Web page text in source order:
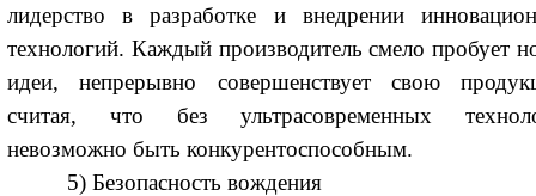
лидерство в разработке и внедрении
технологий. Каждый производитель смело пробует
идеи, непрерывно совершенствует свою
считая, что без ультрасовременных
невозможно быть конкурентоспособным.
5) Безопасность вождения